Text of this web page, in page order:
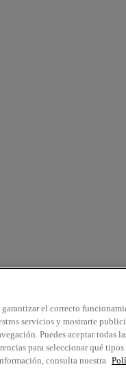
el correcto
servicios y mostrarte
Puedes aceptar todas
para seleccionar qué tipos
consulta nuestra